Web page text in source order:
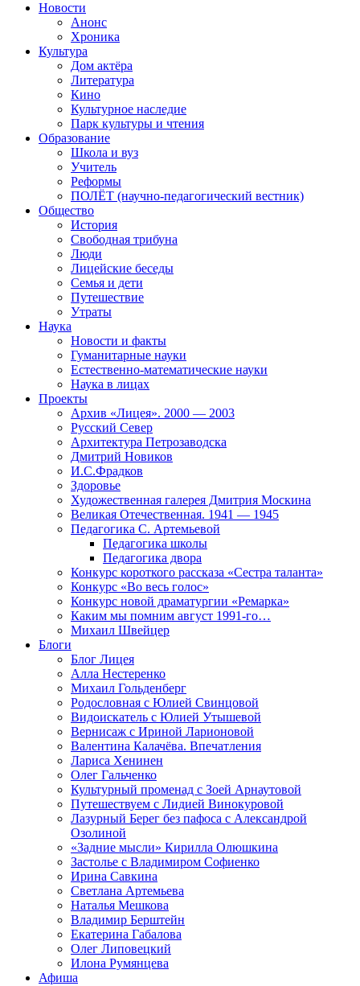
Новости
Анонс
Хроника
Культура
Дом актёра
Литература
Кино
Культурное наследие
Парк культуры и чтения
Образование
Школа и вуз
Учитель
Реформы
ПОЛЁТ (научно-педагогический вестник)
Общество
История
Свободная трибуна
Люди
Лицейские беседы
Семья и дети
Путешествие
Утраты
Наука
Новости и факты
Гуманитарные науки
Естественно-математические науки
Наука в лицах
Проекты
Архив «Лицея». 2000 — 2003
Русский Север
Архитектура Петрозаводска
Дмитрий Новиков
И.С.Фрадков
Здоровье
Художественная галерея Дмитрия Москина
Великая Отечественная. 1941 — 1945
Педагогика С. Артемьевой
Педагогика школы
Педагогика двора
Конкурс короткого рассказа «Сестра таланта»
Конкурс «Во весь голос»
Конкурс новой драматургии «Ремарка»
Каким мы помним август 1991-го…
Михаил Швейцер
Блоги
Блог Лицея
Алла Нестеренко
Михаил Гольденберг
Родословная с Юлией Свинцовой
Видоискатель с Юлией Утышевой
Вернисаж с Ириной Ларионовой
Валентина Калачёва. Впечатления
Лариса Хенинен
Олег Гальченко
Культурный променад с Зоей Арнаутовой
Путешествуем с Лидией Винокуровой
Лазурный Берег без пафоса с Александрой
Озолиной
«Задние мысли» Кирилла Олюшкина
Застолье с Владимиром Софиенко
Ирина Савкина
Светлана Артемьева
Наталья Мешкова
Владимир Берштейн
Екатерина Габалова
Олег Липовецкий
Илона Румянцева
Афиша